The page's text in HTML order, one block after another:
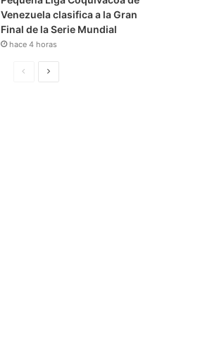
Venezuela clasifica a la Gran
Final de la Serie Mundial
hace 4 horas
S